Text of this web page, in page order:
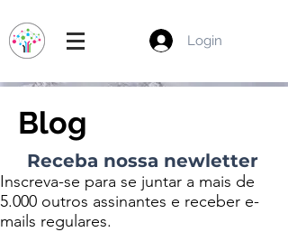
Login
Blog
Receba nossa newletter
Inscreva-se para se juntar a mais de
5.000 outros assinantes e receber e-
mails regulares.